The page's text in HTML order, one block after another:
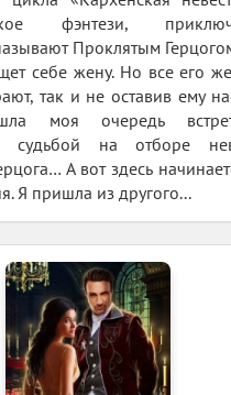
фэнтези,
Проклятым
себе жену. Но все его
так и не оставив ему
моя очередь
судьбой на отборе
А вот здесь
Я пришла из другого...